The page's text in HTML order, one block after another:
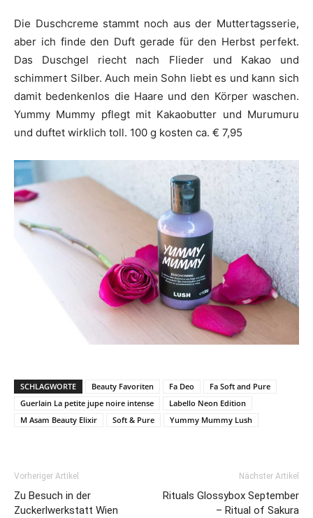
Die Duschcreme stammt noch aus der Muttertagsserie,
aber ich finde den Duft gerade für den Herbst perfekt.
Das Duschgel riecht nach Flieder und Kakao und
schimmert Silber. Auch mein Sohn liebt es und kann sich
damit bedenkenlos die Haare und den Körper waschen.
Yummy Mummy pflegt mit Kakaobutter und Murumuru
und duftet wirklich toll. 100 g kosten ca. € 7,95
SCHLAGWORTE Beauty Favoriten Fa Deo
Fa Soft and Pure
Guerlain La petite jupe noire intense
Labello Neon Edition
M Asam Beauty Elixir
Soft & Pure Yummy Mummy Lush
Vorheriger Artikel
Zu Besuch in der
Zuckerlwerkstatt Wien
Nächster Artikel
Rituals Glossybox September
– Ritual of Sakura